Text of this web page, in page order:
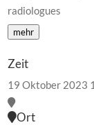
radiologues
mehr
Zeit
19 Oktober 2023
Ort